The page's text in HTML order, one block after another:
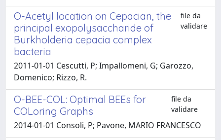
O-Acetyl location on Cepacian, the
principal exopolysaccharide of
Burkholderia cepacia complex
bacteria
file da
validare
2011-01-01 Cescutti, P; Impallomeni, G; Garozzo,
Domenico; Rizzo, R.
O-BEE-COL: Optimal BEEs for
COLoring Graphs
file da
validare
2014-01-01 Consoli, P; Pavone, MARIO FRANCESCO